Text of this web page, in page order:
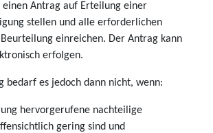
einen Antrag auf Erteilung einer
stellen und alle erforderlichen
einreichen. Der Antrag kann
erfolgen.
bedarf es jedoch dann nicht, wenn:
hervorgerufene nachteilige
gering sind und